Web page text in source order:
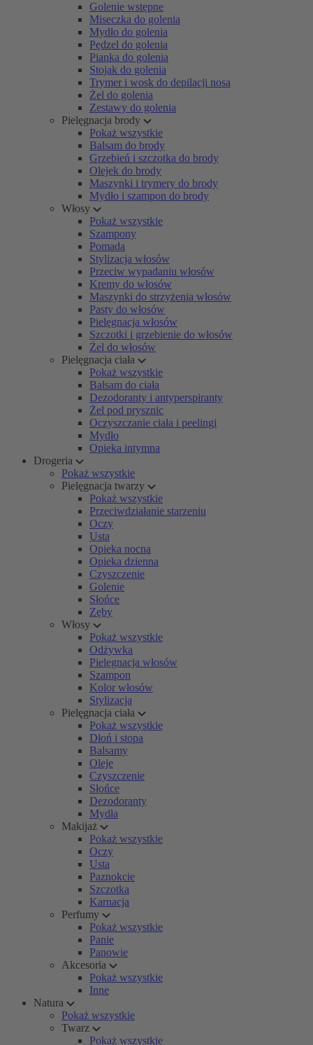
Golenie wstępne
Miseczka do golenia
Mydło do golenia
Pędzel do golenia
Pianka do golenia
Stojak do golenia
Trymer i wosk do depilacji nosa
Żel do golenia
Zestawy do golenia
Pielęgnacja brody
Pokaż wszystkie
Balsam do brody
Grzebień i szczotka do brody
Olejek do brody
Maszynki i trymery do brody
Mydło i szampon do brody
Włosy
Pokaż wszystkie
Szampony
Pomada
Stylizacja włosów
Przeciw wypadaniu włosów
Kremy do włosów
Maszynki do strzyżenia włosów
Pasty do włosów
Pielęgnacja włosów
Szczotki i grzebienie do włosów
Żel do włosów
Pielęgnacja ciała
Pokaż wszystkie
Balsam do ciała
Dezodoranty i antyperspiranty
Żel pod prysznic
Oczyszczanie ciała i peelingi
Mydło
Opieka intymna
Drogeria
Pokaż wszystkie
Pielęgnacja twarzy
Pokaż wszystkie
Przeciwdziałanie starzeniu
Oczy
Usta
Opieka nocna
Opieka dzienna
Czyszczenie
Golenie
Słońce
Zęby
Włosy
Pokaż wszystkie
Odżywka
Pielęgnacja włosów
Szampon
Kolor włosów
Stylizacja
Pielęgnacja ciała
Pokaż wszystkie
Dłoń i stopa
Balsamy
Oleje
Czyszczenie
Słońce
Dezodoranty
Mydła
Makijaż
Pokaż wszystkie
Oczy
Usta
Paznokcie
Szczotka
Karnacja
Perfumy
Pokaż wszystkie
Panie
Panowie
Akcesoria
Pokaż wszystkie
Inne
Natura
Pokaż wszystkie
Twarz
Pokaż wszystkie